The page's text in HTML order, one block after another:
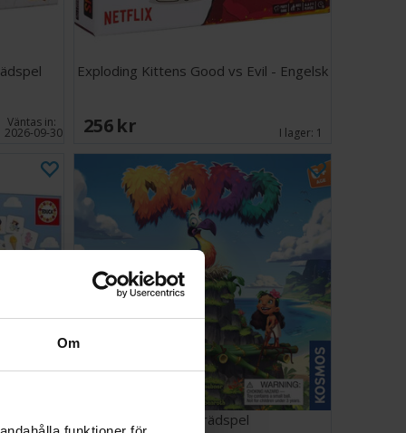
Om
Väntas in:
2026-09-30
Exploding Kittens Good vs Evil - Engelsk
256 SEK I lager: 1
Dodo Brädspel